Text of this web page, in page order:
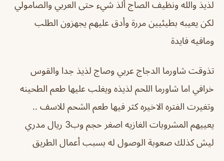
لذيذ والله ونظيف الصاج ألذ شيء حتى العربي والصامولي
لكن يعيبه بطيئيين مررة وأدق عليهم يجهزون الطلب
ومافيه فايدة
تذوقت شاورما الدجاج عربي وصاج لذيذ جدا والقوس
خرافي اما شاورما اللحم لذيذه ويغلب عليها طعم الطحينه
وتغيرت الفتره الاخيره كثر فيها طعم الشحم للاسف ..
يعييهم المشروبات الغازيه اصغر حجم وب3 ريال مدري
ليش كذلك صعوبة الوصول له بسبب أعمال الطريق